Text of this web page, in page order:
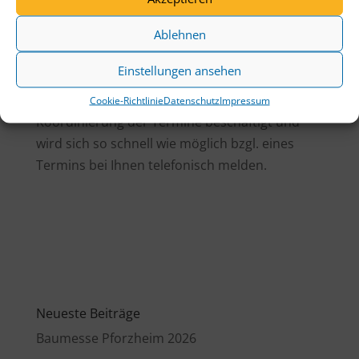
Ablehnen
Einstellungen ansehen
Cookie-RichtlinieDatenschutzImpressum
Bitte haben Sie Verständnis, dass wir nicht alle
auf einmal machen können.
Unsere Frau Essig ist fleißig mit der
Koordinierung der Termine beschäftigt und
wird sich so schnell wie möglich bzgl. eines
Termins bei Ihnen telefonisch melden.
Neueste Beiträge
Baumesse Pforzheim 2026